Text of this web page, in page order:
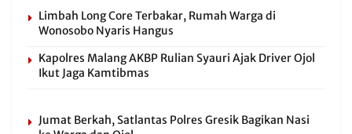
Limbah Long Core Terbakar, Rumah Warga di
Wonosobo Nyaris Hangus
Kapolres Malang AKBP Rulian Syauri Ajak Driver Ojol
Ikut Jaga Kamtibmas
Jumat Berkah, Satlantas Polres Gresik Bagikan Nasi